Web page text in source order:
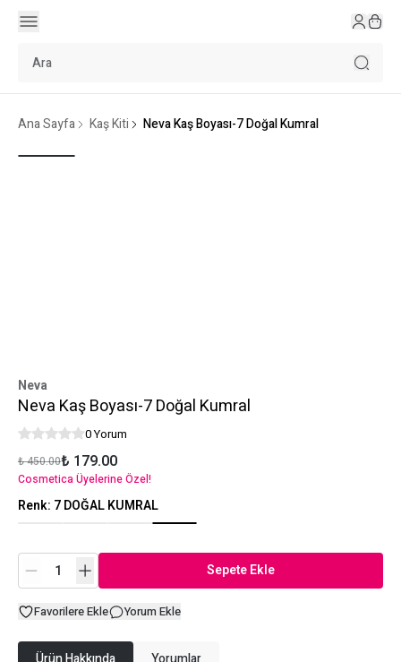
Ana Sayfa Kaş Kiti Neva Kaş Boyası-7 Doğal Kumral
Neva
Neva Kaş Boyası-7 Doğal Kumral
0 Yorum
₺ 450.00₺ 179.00
Cosmetica Üyelerine Özel!
Renk: 7 DOĞAL KUMRAL
Sepete Ekle
Favorilere Ekle Yorum Ekle